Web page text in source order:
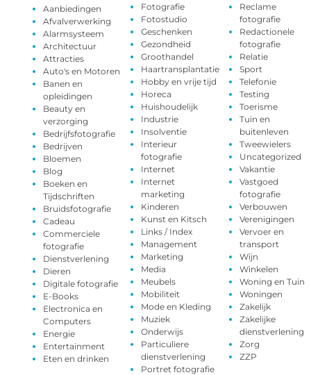
Aanbiedingen
Afvalverwerking
Alarmsysteem
Architectuur
Attracties
Auto's en Motoren
Banen en
opleidingen
Beauty en
verzorging
Bedrijfsfotografie
Bedrijven
Bloemen
Blog
Boeken en
Tijdschriften
Bruidsfotografie
Cadeau
Commerciele
fotografie
Dienstverlening
Dieren
Digitale fotografie
E-Books
Electronica en
Computers
Energie
Entertainment
Eten en drinken
Fotografie
Fotostudio
Geschenken
Gezondheid
Groothandel
Haartransplantatie
Hobby en vrije tijd
Horeca
Huishoudelijk
Industrie
Insolventie
Interieur
fotografie
Internet
Internet
marketing
Kinderen
Kunst en Kitsch
Links / Index
Management
Marketing
Media
Meubels
Mobiliteit
Mode en Kleding
Muziek
Onderwijs
Particuliere
dienstverlening
Portret fotografie
Reclame
fotografie
Redactionele
fotografie
Relatie
Sport
Telefonie
Testing
Toerisme
Tuin en
buitenleven
Tweewielers
Uncategorized
Vakantie
Vastgoed
fotografie
Verbouwen
Verenigingen
Vervoer en
transport
Wijn
Winkelen
Woning en Tuin
Woningen
Zakelijk
Zakelijke
dienstverlening
Zorg
ZZP